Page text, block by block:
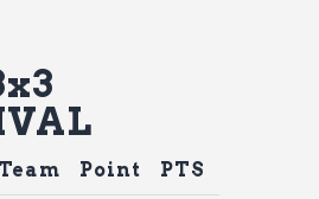
Team Point PTS